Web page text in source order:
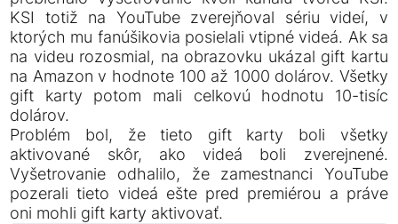
KSI totiž na YouTube zverejňoval sériu videí, v
ktorých mu fanúšikovia posielali vtipné videá. Ak sa
na videu rozosmial, na obrazovku ukázal gift kartu
na Amazon v hodnote 100 až 1000 dolárov. Všetky
gift karty potom mali celkovú hodnotu 10-tisíc
dolárov.
Problém bol, že tieto gift karty boli všetky
aktivované skôr, ako videá boli zverejnené.
Vyšetrovanie odhalilo, že zamestnanci YouTube
pozerali tieto videá ešte pred premiérou a práve
oni mohli gift karty aktivovať.